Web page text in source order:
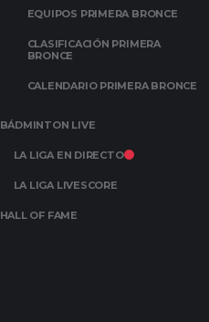
EQUIPOS PRIMERA BRONCE
CLASIFICACIÓN PRIMERA
BRONCE
CALENDARIO PRIMERA BRONCE
BÁDMINTON LIVE
LA LIGA EN DIRECTO
LA LIGA LIVESCORE
HALL OF FAME